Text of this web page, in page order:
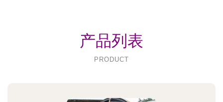
产品列表
PRODUCT